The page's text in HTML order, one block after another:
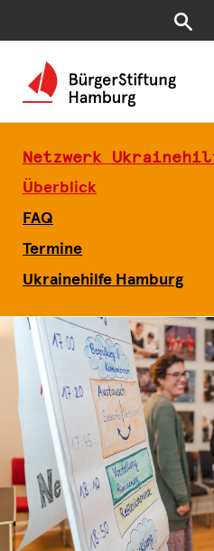
Netzwerk
Überblick
FAQ
Termine
Ukrainehilfe Hamburg